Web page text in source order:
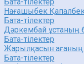
Нағашыбек
Бата-тілектер
Дәркембай ұстаның
Бата-тілектер
Жарылқасын ағаның
Бата-тілектер